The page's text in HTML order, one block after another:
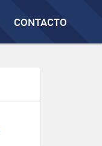
CONTACTO